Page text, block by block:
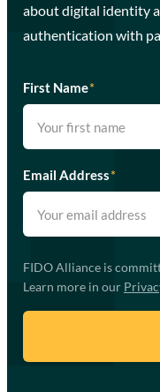
about digital identity
authentication with
First Name*
Email Address*
FIDO Alliance is
Learn more in our